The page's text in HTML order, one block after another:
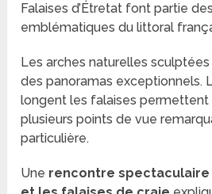
Falaises d’Étretat font partie
emblématiques du littoral
Les arches naturelles
des panoramas exceptionnels.
longent les falaises permettent
plusieurs points de vue
particulière.
Une rencontre spectaculaire